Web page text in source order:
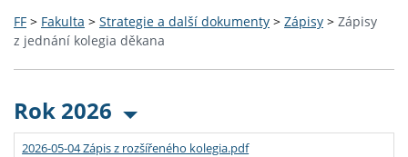
FF > Fakulta > Strategie a další dokumenty > Zápisy > Zápisy
z jednání kolegia děkana
Rok 2026
2026-05-04 Zápis z rozšířeného kolegia.pdf